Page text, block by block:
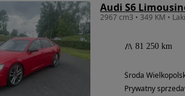
Audi S6
2967 cm3 • 349 KM •
81 250 km
Środa
Prywatny